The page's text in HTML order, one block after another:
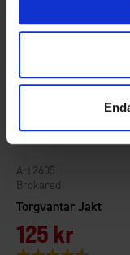
Torgvantar Jakt
Brokared
2605
125 kr
Betyg: